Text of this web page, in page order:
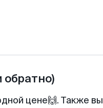
обратно)
цене🙌. Также вы